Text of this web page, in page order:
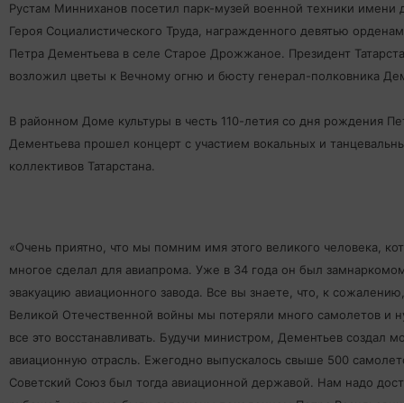
Рустам Минниханов посетил парк-музей военной техники имени
Героя Социалистического Труда, награжденного девятью
Петра Дементьева в селе Старое Дрожжаное. Президент
возложил цветы к Вечному огню и бюсту генерал-полковника
В районном Доме культуры в честь 110-летия со дня рождения
Дементьева прошел концерт с участием вокальных и
коллективов Татарстана.
«Очень приятно, что мы помним имя этого великого человека,
многое сделал для авиапрома. Уже в 34 года он был
эвакуацию авиационного завода. Все вы знаете, что, к
Великой Отечественной войны мы потеряли много самолетов и
все это восстанавливать. Будучи министром, Дементьев создал
авиационную отрасль. Ежегодно выпускалось свыше 500
Советский Союз был тогда авиационной державой. Нам надо